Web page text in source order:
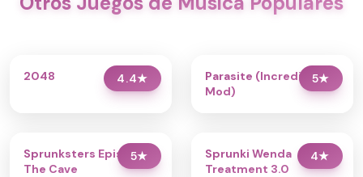
4.4★
2048 5★
Parasite (Incredibox
Mod)
5★
Sprunksters Episode 2:
The Cave
4★
Sprunki Wenda
Treatment 3.0